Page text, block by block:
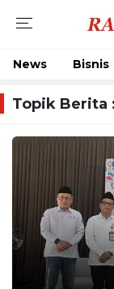
News Bisnis
Topik Berita